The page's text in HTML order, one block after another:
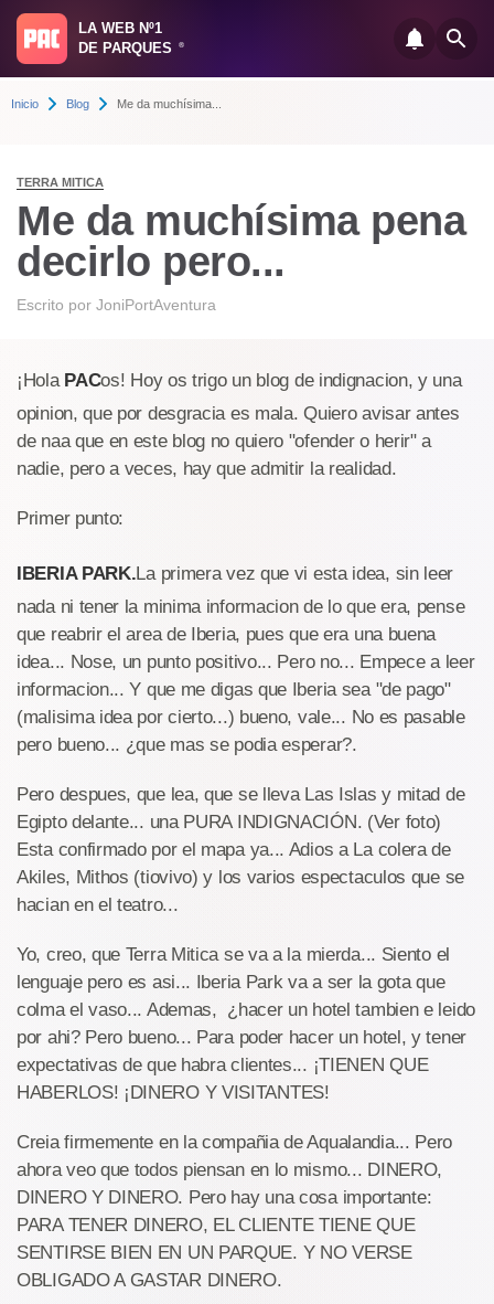
LA WEB Nº1
DE PARQUES
®
Inicio Blog Me da muchísima...
TERRA MITICA
Me da muchísima pena
decirlo pero...
Escrito por JoniPortAventura
¡Hola PACos! Hoy os trigo un blog de indignacion, y una
opinion, que por desgracia es mala. Quiero avisar antes
de naa que en este blog no quiero "ofender o herir" a
nadie, pero a veces, hay que admitir la realidad.
Primer punto:
IBERIA PARK.La primera vez que vi esta idea, sin leer
nada ni tener la minima informacion de lo que era, pense
que reabrir el area de Iberia, pues que era una buena
idea... Nose, un punto positivo... Pero no... Empece a leer
informacion... Y que me digas que Iberia sea "de pago"
(malisima idea por cierto...) bueno, vale... No es pasable
pero bueno... ¿que mas se podia esperar?.
Pero despues, que lea, que se lleva Las Islas y mitad de
Egipto delante... una PURA INDIGNACIÓN. (Ver foto)
Esta confirmado por el mapa ya... Adios a La colera de
Akiles, Mithos (tiovivo) y los varios espectaculos que se
hacian en el teatro...
Yo, creo, que Terra Mitica se va a la mierda... Siento el
lenguaje pero es asi... Iberia Park va a ser la gota que
colma el vaso... Ademas, ¿hacer un hotel tambien e leido
por ahi? Pero bueno... Para poder hacer un hotel, y tener
expectativas de que habra clientes... ¡TIENEN QUE
HABERLOS! ¡DINERO Y VISITANTES!
Creia firmemente en la compañia de Aqualandia... Pero
ahora veo que todos piensan en lo mismo... DINERO,
DINERO Y DINERO. Pero hay una cosa importante:
PARA TENER DINERO, EL CLIENTE TIENE QUE
SENTIRSE BIEN EN UN PARQUE. Y NO VERSE
OBLIGADO A GASTAR DINERO.